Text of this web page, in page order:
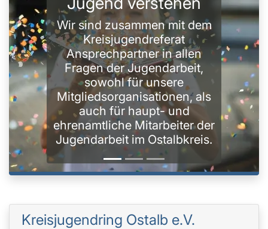
Wir sind zusammen mit dem
Kreisjugendreferat
Ansprechpartner in allen
Fragen der Jugendarbeit,
sowohl für unsere
Mitgliedsorganisationen, als
auch für haupt- und
ehrenamtliche Mitarbeiter der
Jugendarbeit im Ostalbkreis.
Kreisjugendring Ostalb e.V.